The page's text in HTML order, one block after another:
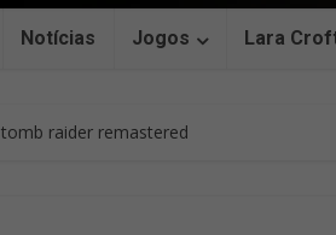
Notícias Jogos Lara
tomb raider remastered